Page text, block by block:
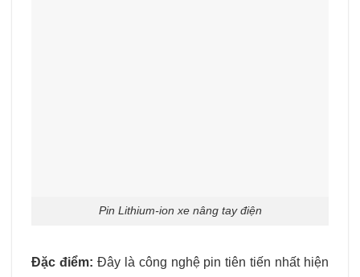
Pin Lithium-ion xe nâng tay điện
Đặc điểm: Đây là công nghệ pin tiên tiến nhất hiện